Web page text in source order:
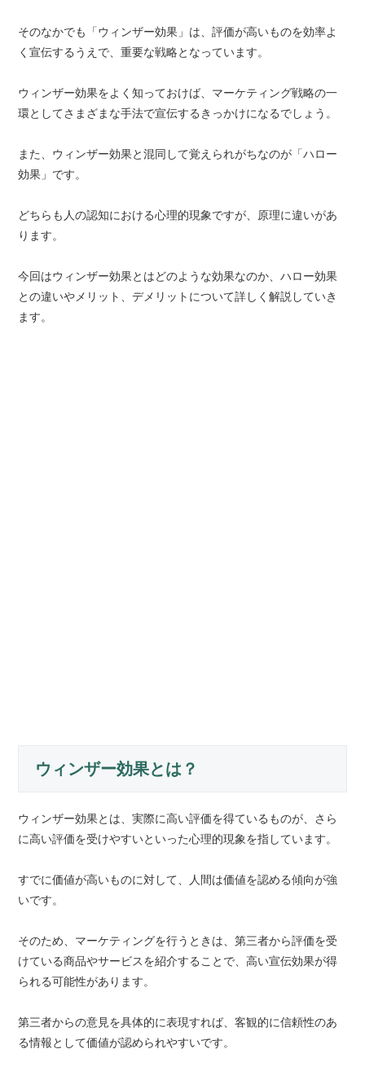
そのなかでも「ウィンザー効果」は、評価が高いものを効率よ
く宣伝するうえで、重要な戦略となっています。
ウィンザー効果をよく知っておけば、マーケティング戦略の一
環としてさまざまな手法で宣伝するきっかけになるでしょう。
また、ウィンザー効果と混同して覚えられがちなのが「ハロー
効果」です。
どちらも人の認知における心理的現象ですが、原理に違いがあ
ります。
今回はウィンザー効果とはどのような効果なのか、ハロー効果
との違いやメリット、デメリットについて詳しく解説していき
ます。
ウィンザー効果とは？
ウィンザー効果とは、実際に高い評価を得ているものが、さら
に高い評価を受けやすいといった心理的現象を指しています。
すでに価値が高いものに対して、人間は価値を認める傾向が強
いです。
そのため、マーケティングを行うときは、第三者から評価を受
けている商品やサービスを紹介することで、高い宣伝効果が得
られる可能性があります。
第三者からの意見を具体的に表現すれば、客観的に信頼性のあ
る情報として価値が認められやすいです。